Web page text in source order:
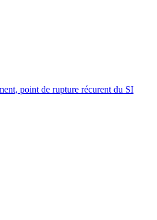
point de rupture récurent du SI